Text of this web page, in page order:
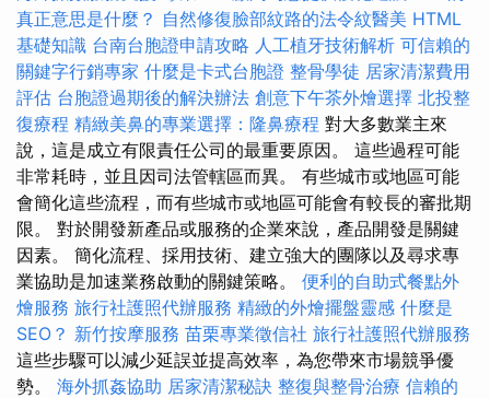
真正意思是什麼？ 自然修復臉部紋路的法令紋醫美 HTML
基礎知識 台南台胞證申請攻略 人工植牙技術解析 可信賴的
關鍵字行銷專家 什麼是卡式台胞證 整骨學徒 居家清潔費用
評估 台胞證過期後的解決辦法 創意下午茶外燴選擇 北投整
復療程 精緻美鼻的專業選擇：隆鼻療程 對大多數業主來
說，這是成立有限責任公司的最重要原因。 這些過程可能
非常耗時，並且因司法管轄區而異。 有些城市或地區可能
會簡化這些流程，而有些城市或地區可能會有較長的審批期
限。 對於開發新產品或服務的企業來說，產品開發是關鍵
因素。 簡化流程、採用技術、建立強大的團隊以及尋求專
業協助是加速業務啟動的關鍵策略。 便利的自助式餐點外
燴服務 旅行社護照代辦服務 精緻的外燴擺盤靈感 什麼是
SEO？ 新竹按摩服務 苗栗專業徵信社 旅行社護照代辦服務
這些步驟可以減少延誤並提高效率，為您帶來市場競爭優
勢。 海外抓姦協助 居家清潔秘訣 整復與整骨治療 信賴的